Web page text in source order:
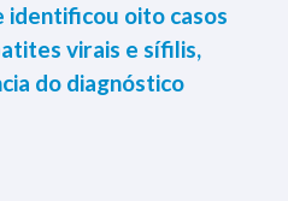
identificou oito casos
virais e sífilis,
do diagnóstico